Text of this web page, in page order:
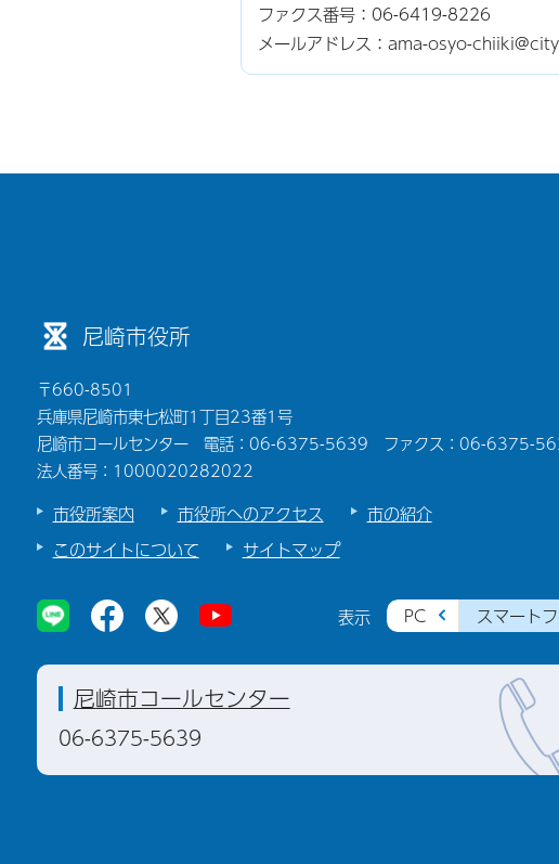
ファクス番号：06-6419-8226
メールアドレス：ama-osyo-
尼崎市役所
〒660-8501
兵庫県尼崎市東七松町1丁目23番1号
尼崎市コールセンター 電話：06-6375-5639 ファクス：06-6375-
法人番号：1000020282022
市役所案内 市役所へのアクセス
市の紹介
このサイトについて
サイトマップ
表示 PC スマート
尼崎市コールセンター
06-6375-5639